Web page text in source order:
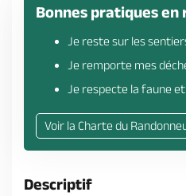
Brochures & Cartes Offices de
Bonnes pratiques en
Je reste sur les
Je remporte mes
Je respecte la faune
Voir la Charte du
Descriptif